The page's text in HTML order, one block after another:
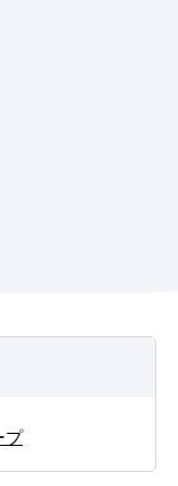
プ